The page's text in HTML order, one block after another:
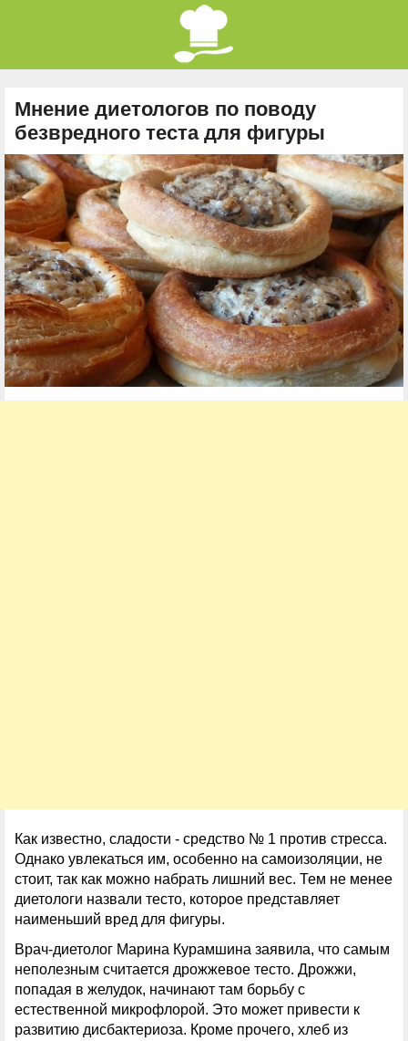
Мнение диетологов по поводу
безвредного теста для фигуры
Как известно, сладости - средство № 1 против стресса.
Однако увлекаться им, особенно на самоизоляции, не
стоит, так как можно набрать лишний вес. Тем не менее
диетологи назвали тесто, которое представляет
наименьший вред для фигуры.
Врач-диетолог Марина Курамшина заявила, что самым
неполезным считается дрожжевое тесто. Дрожжи,
попадая в желудок, начинают там борьбу с
естественной микрофлорой. Это может привести к
развитию дисбактериоза. Кроме прочего, хлеб из